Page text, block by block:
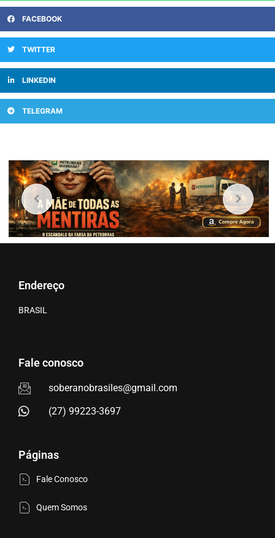
FACEBOOK
TWITTER
LINKEDIN
TELEGRAM
Endereço
BRASIL
Fale conosco
soberanobrasiles@gmail.com
(27) 99223-3697
Páginas
Fale Conosco
Quem Somos